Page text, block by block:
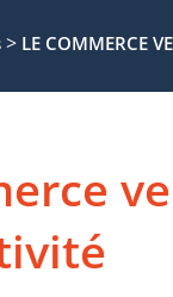
> LE COMMERCE